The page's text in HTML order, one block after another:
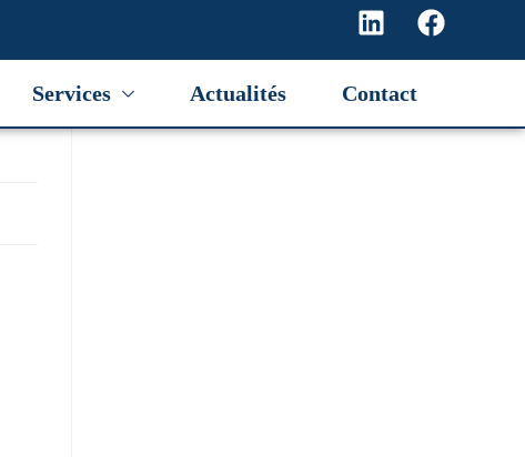
Services Actualités Contact